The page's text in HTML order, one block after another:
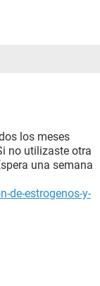
los meses
no utilizaste otra
una semana
de-estrogenos-y-